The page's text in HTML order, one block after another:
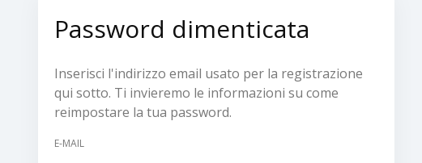
Password dimenticata
Inserisci l'indirizzo email usato per la registrazione
qui sotto. Ti invieremo le informazioni su come
reimpostare la tua password.
E-MAIL